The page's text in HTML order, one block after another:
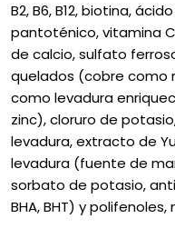
B2, B6, B12, biotina,
pantoténico, vitamina
de calcio, sulfato
quelados (cobre como
como levadura
zinc), cloruro de
levadura, extracto de
levadura (fuente de
sorbato de potasio,
BHA, BHT) y